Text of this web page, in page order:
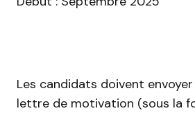
Les candidats doivent
lettre de motivation (sous la